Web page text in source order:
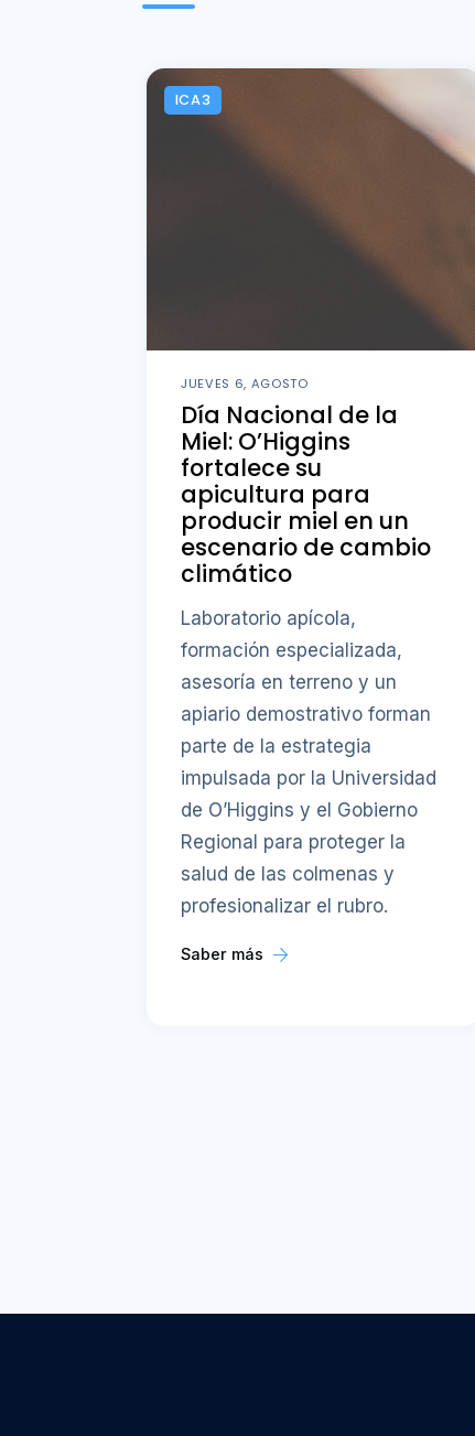
ICA3
JUEVES 6, AGOSTO
Día Nacional de la
Miel: O’Higgins
fortalece su
apicultura para
producir miel en un
escenario de cambio
climático
Laboratorio apícola,
formación especializada,
asesoría en terreno y un
apiario demostrativo forman
parte de la estrategia
impulsada por la Universidad
de O’Higgins y el Gobierno
Regional para proteger la
salud de las colmenas y
profesionalizar el rubro.
Saber más